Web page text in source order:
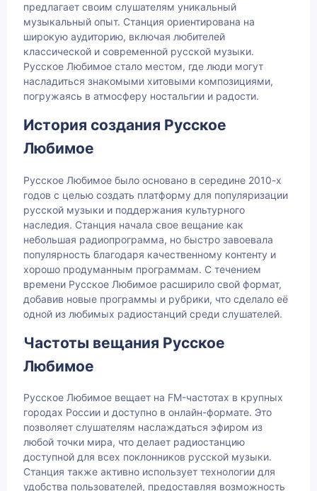
предлагает своим слушателям уникальный
музыкальный опыт. Станция ориентирована на
широкую аудиторию, включая любителей
классической и современной русской музыки.
Русское Любимое стало местом, где люди могут
насладиться знакомыми хитовыми композициями,
погружаясь в атмосферу ностальгии и радости.
История создания Русское
Любимое
Русское Любимое было основано в середине 2010-х
годов с целью создать платформу для популяризации
русской музыки и поддержания культурного
наследия. Станция начала свое вещание как
небольшая радиопрограмма, но быстро завоевала
популярность благодаря качественному контенту и
хорошо продуманным программам. С течением
времени Русское Любимое расширило свой формат,
добавив новые программы и рубрики, что сделало её
одной из любимых радиостанций среди слушателей.
Частоты вещания Русское
Любимое
Русское Любимое вещает на FM-частотах в крупных
городах России и доступно в онлайн-формате. Это
позволяет слушателям наслаждаться эфиром из
любой точки мира, что делает радиостанцию
доступной для всех поклонников русской музыки.
Станция также активно использует технологии для
удобства пользователей, предоставляя возможность